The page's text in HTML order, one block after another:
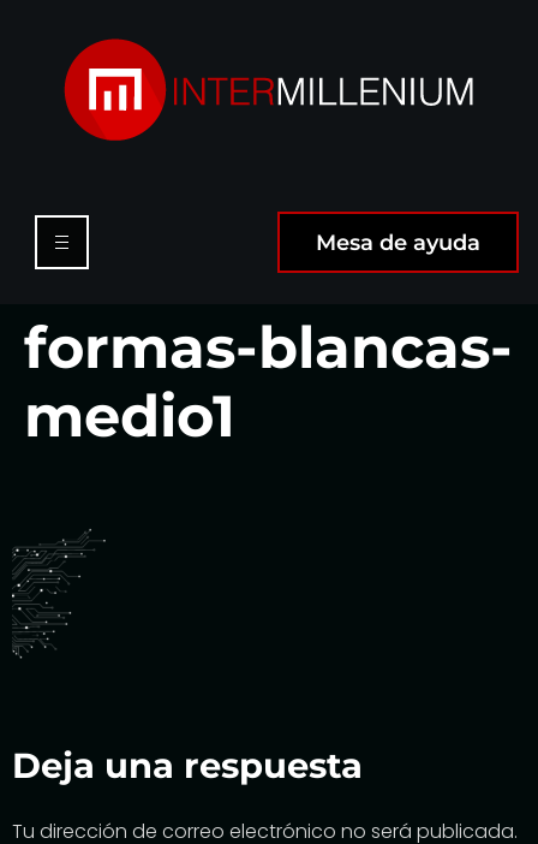
Mesa de ayuda
formas-blancas-
medio1
Deja una respuesta
Tu dirección de correo electrónico no será publicada.